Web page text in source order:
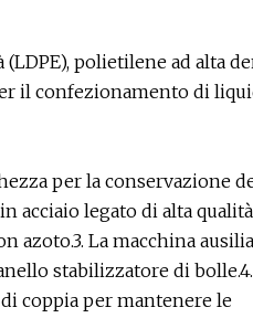
polietilene ad alta
il confezionamento di
per la conservazione
acciaio legato di alta
azoto.3. La macchina
stabilizzatore di bolle.4.
coppia per mantenere le